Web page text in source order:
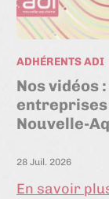
ADHÉRENTS ADI
Nos vidéos
entreprises
Nouvelle-
28 Juil. 2026
En savoir